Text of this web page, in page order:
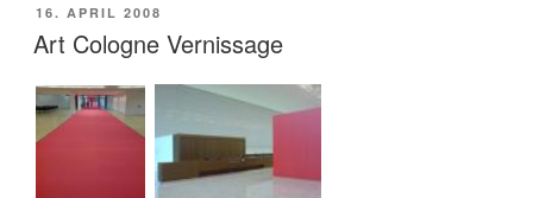
VERÖFFENTLICHT
AM
16. APRIL 2008
Art Cologne Vernissage